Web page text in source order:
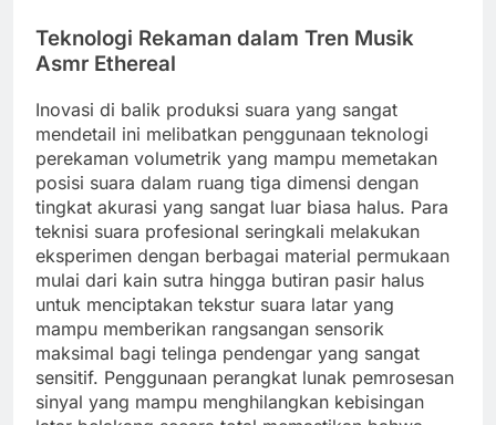
Teknologi Rekaman dalam Tren Musik
Asmr Ethereal
Inovasi di balik produksi suara yang sangat
mendetail ini melibatkan penggunaan teknologi
perekaman volumetrik yang mampu memetakan
posisi suara dalam ruang tiga dimensi dengan
tingkat akurasi yang sangat luar biasa halus. Para
teknisi suara profesional seringkali melakukan
eksperimen dengan berbagai material permukaan
mulai dari kain sutra hingga butiran pasir halus
untuk menciptakan tekstur suara latar yang
mampu memberikan rangsangan sensorik
maksimal bagi telinga pendengar yang sangat
sensitif. Penggunaan perangkat lunak pemrosesan
sinyal yang mampu menghilangkan kebisingan